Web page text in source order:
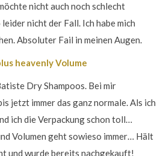
nicht auch noch schlecht
nicht der Fall. Ich habe mich
Absoluter Fail in meinen Augen.
heavenly Volume
Dry Shampoos. Bei mir
jetzt immer das ganz normale. Als ich
ich die Verpackung schon toll…
Volumen geht sowieso immer… Hält
und wurde bereits nachgekauft!